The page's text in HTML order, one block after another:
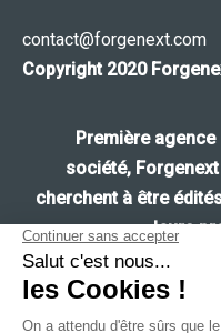
contact@forgenext.com
Copyright 2020
Première agence
société, Forgenext
cherchent à être
leurs